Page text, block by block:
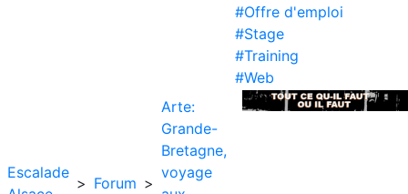
#Offre d'emploi
#Stage
#Training
#Web
Escalade
> Forum >
Arte:
Grande-
Bretagne,
voyage